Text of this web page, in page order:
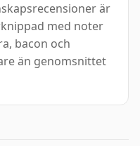
är
med noter
bacon och
än genomsnittet